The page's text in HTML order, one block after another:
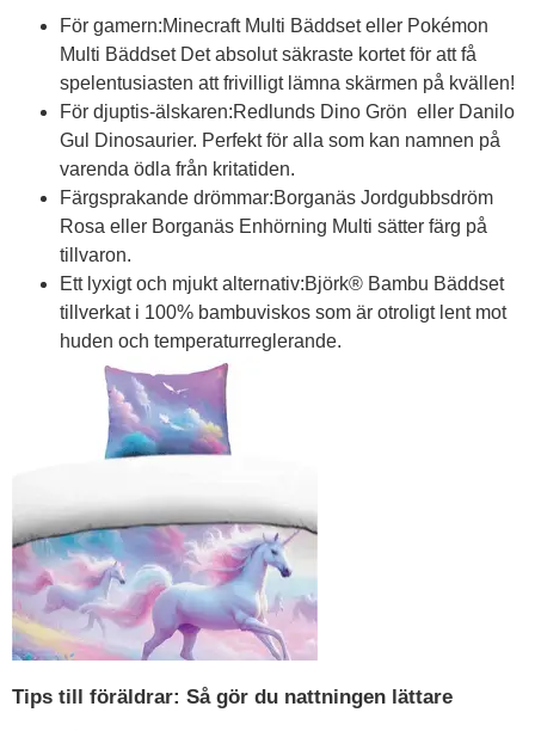
För gamern:Minecraft Multi Bäddset eller Pokémon
Multi Bäddset Det absolut säkraste kortet för att få
spelentusiasten att frivilligt lämna skärmen på kvällen!
För djuptis-älskaren:Redlunds Dino Grön eller Danilo
Gul Dinosaurier. Perfekt för alla som kan namnen på
varenda ödla från kritatiden.
Färgsprakande drömmar:Borganäs Jordgubbsdröm
Rosa eller Borganäs Enhörning Multi sätter färg på
tillvaron.
Ett lyxigt och mjukt alternativ:Björk® Bambu Bäddset
tillverkat i 100% bambuviskos som är otroligt lent mot
huden och temperaturreglerande.
Tips till föräldrar: Så gör du nattningen lättare